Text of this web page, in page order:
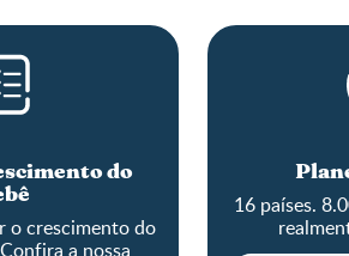
do
o crescimento do
a nossa
16 países.